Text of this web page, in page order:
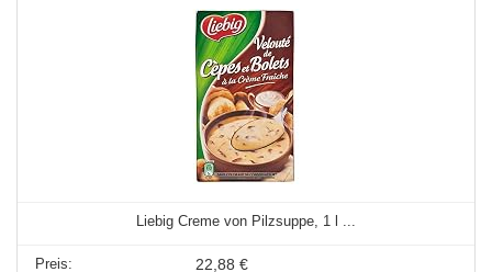
Liebig Creme von Pilzsuppe, 1 l ...
22,88 €